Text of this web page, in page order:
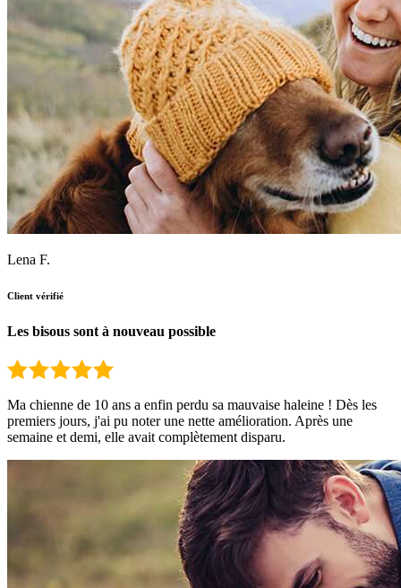
Lena F.
Client vérifié
Les bisous sont à nouveau possible
Ma chienne de 10 ans a enfin perdu sa mauvaise haleine ! Dès les
premiers jours, j'ai pu noter une nette amélioration. Après une
semaine et demi, elle avait complètement disparu.